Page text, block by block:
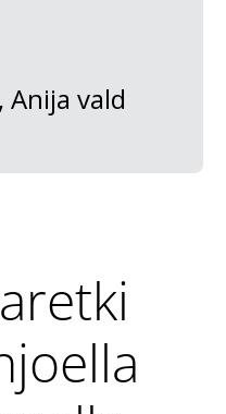
Anija vald